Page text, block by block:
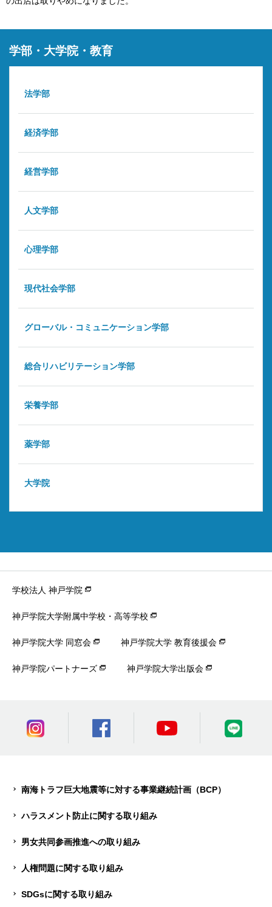
学部・大学院・教育
法学部
経済学部
経営学部
人文学部
心理学部
現代社会学部
グローバル・コミュニケーション学部
総合リハビリテーション学部
栄養学部
薬学部
大学院
学校法人 神戸学院
神戸学院大学附属中学校・高等学校
神戸学院大学 同窓会 神戸学院大学 教育後援会
神戸学院パートナーズ 神戸学院大学出版会
南海トラフ巨大地震等に対する事業継続計画（BCP）
ハラスメント防止に関する取り組み
男女共同参画推進への取り組み
人権問題に関する取り組み
SDGsに関する取り組み